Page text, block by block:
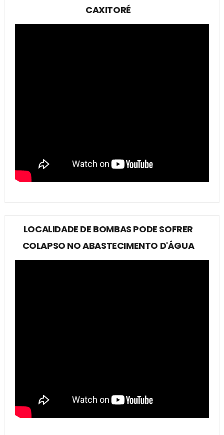
CAXITORÉ
LOCALIDADE DE BOMBAS PODE SOFRER
COLAPSO NO ABASTECIMENTO D'ÁGUA